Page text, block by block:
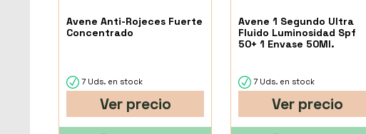
Avene Anti-Rojeces Fuerte
Concentrado
7 Uds. en stock
Ver precio
Avene 1 Segundo Ultra
Fluido Luminosidad Spf
50+ 1 Envase 50Ml.
7 Uds. en stock
Ver precio